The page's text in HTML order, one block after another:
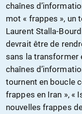
chaînes
mot « frappes », un
Laurent Stalla-
devrait être de
sans la transformer
chaînes
tournent en boucle
frappes en Iran », «
nouvelles frappes